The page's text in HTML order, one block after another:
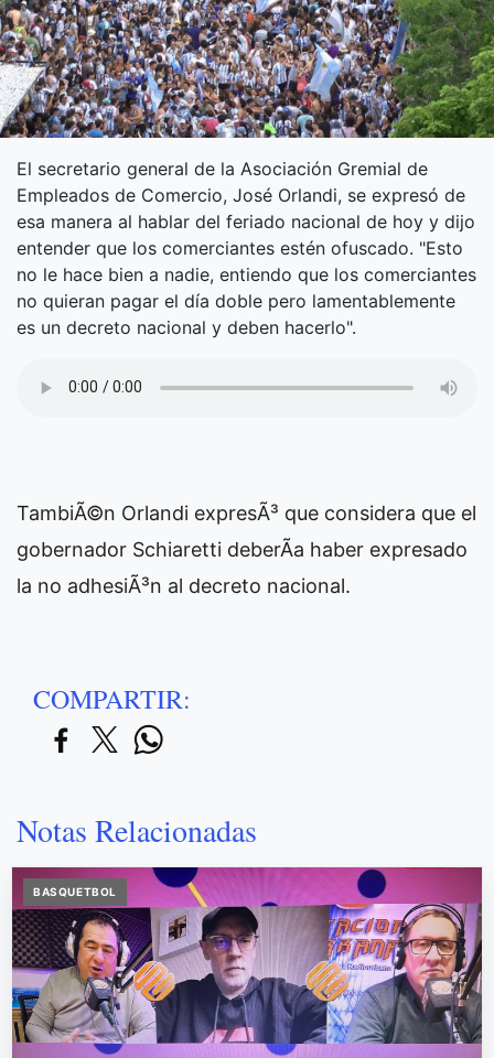
El secretario general de la Asociación Gremial de
Empleados de Comercio, José Orlandi, se expresó de
esa manera al hablar del feriado nacional de hoy y dijo
entender que los comerciantes estén ofuscado. "Esto
no le hace bien a nadie, entiendo que los comerciantes
no quieran pagar el día doble pero lamentablemente
es un decreto nacional y deben hacerlo".
TambiÃ©n Orlandi expresÃ³ que considera que el
gobernador Schiaretti deberÃ­a haber expresado
la no adhesiÃ³n al decreto nacional.
COMPARTIR:
Notas Relacionadas
BASQUETBOL